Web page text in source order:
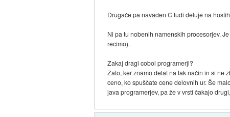
Drugače pa navaden C tudi deluje na
Ni pa tu nobenih namenskih procesorjev.
recimo).
Zakaj dragi cobol programerji?
Zato, ker znamo delat na tak način in si ne
ceno, ko spuščate cene delovnih ur. Še
java programerjev, pa že v vrsti čakajo